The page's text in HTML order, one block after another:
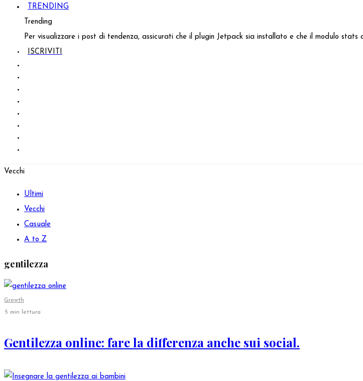
TRENDING
Trending
Per visualizzare i post di tendenza, assicurati che il plugin Jetpack sia installato e che il modulo
ISCRIVITI
Vecchi
Ultimi
Vecchi
Casuale
A to Z
gentilezza
Growth
·5 min lettura
Gentilezza online: fare la differenza anche sui social.